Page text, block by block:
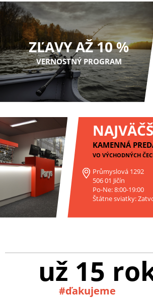
ZĽAVY AŽ 10 %
VERNOSTNÝ PROGRAM
KAMENNÁ
VO VÝCHODNÝCH
Průmyslová 1292
506 01 Jičín
Po-Ne: 8:00-19:00
Štátne sviatky:
už 15
#ďakujeme